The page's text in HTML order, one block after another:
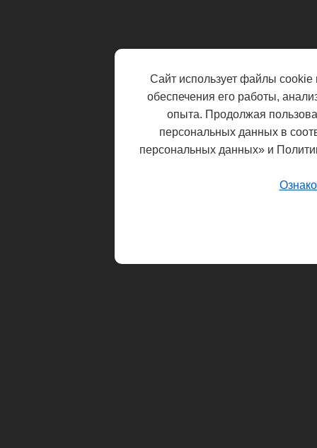
Сайт использует файлы cookie
обеспечения его работы,
опыта. Продолжая
персональных данных в
персональных данных» и